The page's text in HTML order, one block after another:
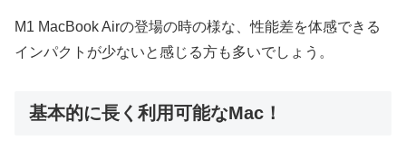
M1 MacBook Airの登場の時の様な、性能差を体感できる
インパクトが少ないと感じる方も多いでしょう。
基本的に長く利用可能なMac！